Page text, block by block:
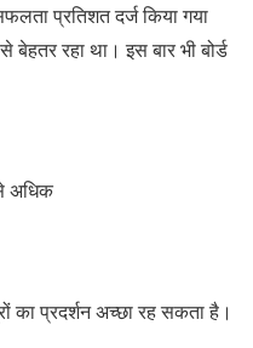
प्रतिशत दर्ज किया गया
रहा था। इस बार भी बोर्ड
अधिक
का प्रदर्शन अच्छा रह सकता है।